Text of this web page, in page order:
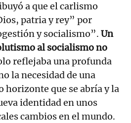
a que el carlismo
patria y rey” por
y socialismo”. Un
al socialismo no
reflejaba una profunda
la necesidad de una
horizonte que se abría y la
identidad en unos
cambios en el mundo.